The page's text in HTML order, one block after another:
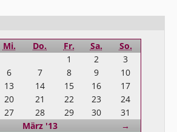
Mi. Do. Fr. Sa. So.
März '13 Vorwärts
→
1 2
3
6 7 8 9
10
13 14 15 16
17
20 21 22 23
24
27 28 29 30 31